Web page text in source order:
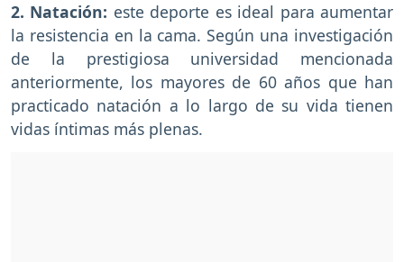
2. Natación: este deporte es ideal para aumentar
la resistencia en la cama. Según una investigación
de la prestigiosa universidad mencionada
anteriormente, los mayores de 60 años que han
practicado natación a lo largo de su vida tienen
vidas íntimas más plenas.